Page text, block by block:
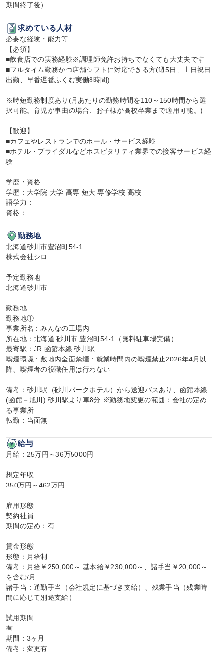
期間終了後）
求めている人材
必要な経験・能力等
【必須】
■飲食店での実務経験※調理師免許お持ちでなくても大丈夫です
■フルタイム勤務かつ店舗シフトに対応できる方(週5日、土日祝日
出勤、早番遅番ふくむ実働8時間)
※時短勤務制度あり(月あたりの勤務時間を110～150時間から選
択可能。育児が事由の場合、お子様が高校卒業まで適用可能。)
【歓迎】
■カフェやレストランでのホール・サービス経験
■ホテル・ブライダルなどホスピタリティ業界での接客サービス経
験
学歴・資格
学歴：大学院 大学 高専 短大 専修学校 高校
語学力：
資格：
勤務地
北海道砂川市豊沼町54-1
株式会社シロ
予定勤務地
北海道砂川市
勤務地
勤務地①
事業所名：みんなの工場内
所在地：北海道 砂川市 豊沼町54-1（無料駐車場完備）
最寄駅：JR 函館本線 砂川駅
喫煙環境：敷地内全面禁煙：就業時間内の喫煙禁止2026年4月以
降、喫煙者の役職任用は行わない
備考：砂川駅（砂川パークホテル）から送迎バスあり、函館本線
(函館－旭川) 砂川駅より車8分 ※勤務地変更の範囲：会社の定め
る事業所
転勤：当面無
給与
月給：25万円～36万5000円
想定年収
350万円～462万円
雇用形態
契約社員
期間の定め：有
賃金形態
形態：月給制
備考：月給￥250,000～ 基本給￥230,000～、諸手当￥20,000～
を含む/月
諸手当：通勤手当（会社規定に基づき支給）、残業手当（残業時
間に応じて別途支給）
試用期間
有
期間：3ヶ月
備考：変更有